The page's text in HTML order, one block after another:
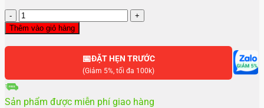
Thay
mặt
kính
sau
V23E
lượng
Thêm vào giỏ hàng
📅ĐẶT HẸN TRƯỚC
(Giảm 5%, tối đa 100k)
Sản phẩm được miễn phí giao hàng